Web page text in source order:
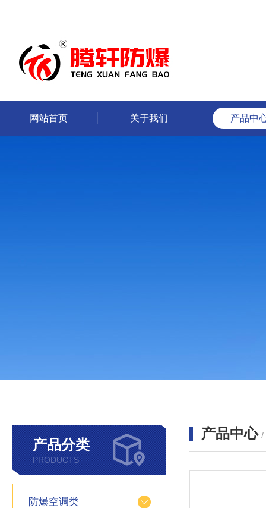
网站首页 关于我们 产品中
产品分类
PRODUCTS
防爆空调类
产品中心 /